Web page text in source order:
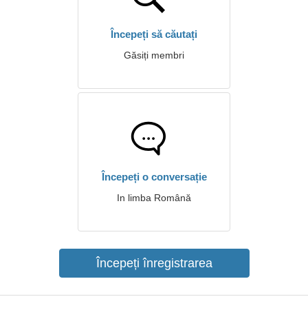
Începeți să căutați
Găsiți membri
Începeți o conversație
In limba Română
Începeți înregistrarea